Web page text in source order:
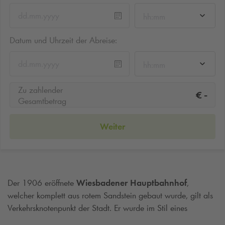
Datum und Uhrzeit der Abreise:
Zu zahlender
Gesamtbetrag
€ -
Weiter
Der 1906 eröffnete Wiesbadener Hauptbahnhof,
welcher komplett aus rotem Sandstein gebaut wurde, gilt als
Verkehrsknotenpunkt der Stadt. Er wurde im Stil eines